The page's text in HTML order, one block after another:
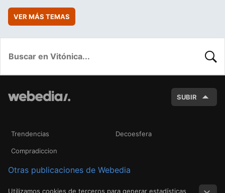
VER MÁS TEMAS
SUBIR
Trendencias Decoesfera
Compradiccion
Otras publicaciones de Webedia
Utilizamos cookies de terceros para generar estadísticas